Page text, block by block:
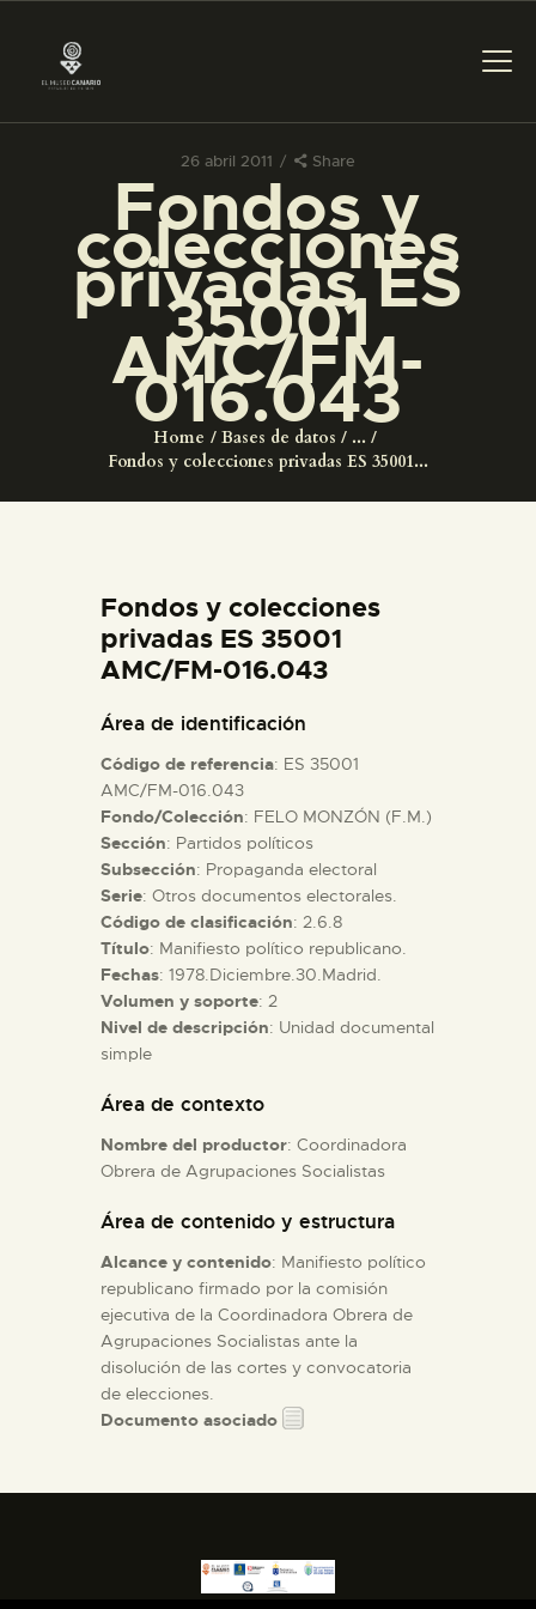
26 abril 2011 Share
Fondos y
colecciones
privadas ES
35001
AMC/FM-
016.043
Home Bases de datos
...
Fondos y colecciones privadas ES 35001...
PREPARAR LA VISITA
ACTIVIDADES
█
EL MUSEO
ESPAÑOL
ACTIVIDADES
█
EL MUSEO
COLECCIONES
DIDÁCTICA
ESPAÑOL
Fondos y colecciones
privadas ES 35001
AMC/FM-016.043
Área de identificación
Código de referencia: ES 35001
AMC/FM-016.043
Fondo/Colección: FELO MONZÓN (F.M.)
Sección: Partidos políticos
Subsección: Propaganda electoral
Serie: Otros documentos electorales.
Código de clasificación: 2.6.8
Título: Manifiesto político republicano.
Fechas: 1978.Diciembre.30.Madrid.
Volumen y soporte: 2
Nivel de descripción: Unidad documental
simple
Área de contexto
Nombre del productor: Coordinadora
Obrera de Agrupaciones Socialistas
Área de contenido y estructura
Alcance y contenido: Manifiesto político
republicano firmado por la comisión
ejecutiva de la Coordinadora Obrera de
Agrupaciones Socialistas ante la
disolución de las cortes y convocatoria
de elecciones.
Documento asociado